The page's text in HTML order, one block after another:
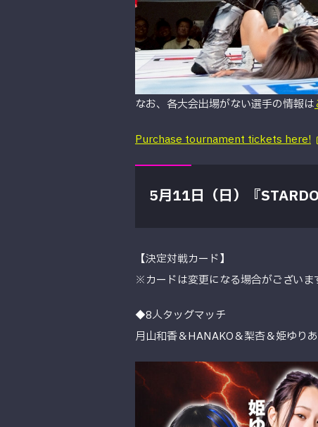
なお、各大会出場がない選手の情報は
Purchase tournament tickets here!
5月11日（日）『
【決定対戦カード】
※カードは変更になる場合がございま
◆8人タッグマッチ
月山和香＆HANAKO＆梨杏＆姫ゆり